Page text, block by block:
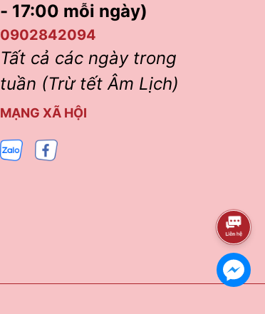
- 17:00 mỗi ngày)
0902842094
Tất cả các ngày trong
tuần (Trừ tết Âm Lịch)
MẠNG XÃ HỘI